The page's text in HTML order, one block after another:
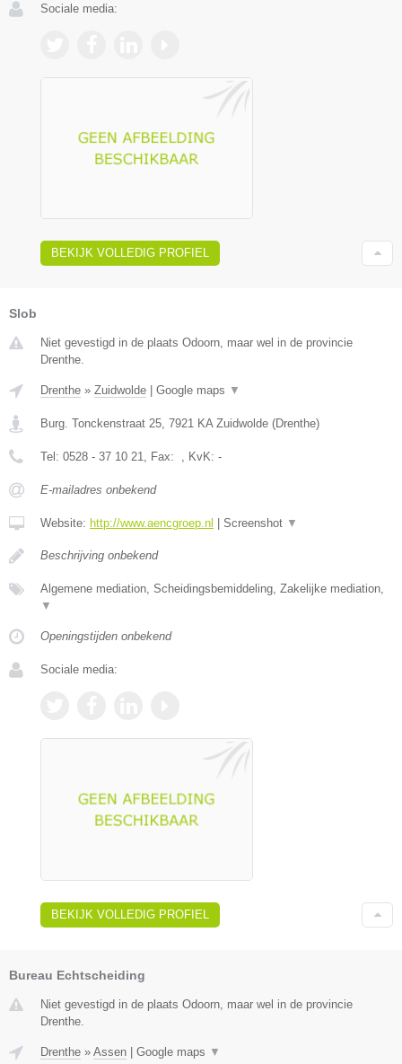
Sociale media:
BEKIJK VOLLEDIG PROFIEL
Slob
Niet gevestigd in de plaats Odoorn, maar wel in de provincie
Drenthe.
Drenthe » Zuidwolde Google maps ▼
Burg. Tonckenstraat 25, 7921 KA Zuidwolde (Drenthe)
Tel: 0528 - 37 10 21, Fax: , KvK: -
E-mailadres onbekend
Website: http://www.aencgroep.nl Screenshot ▼
Beschrijving onbekend
Algemene mediation, Scheidingsbemiddeling, Zakelijke mediation,
▼
Openingstijden onbekend
Sociale media:
BEKIJK VOLLEDIG PROFIEL
Bureau Echtscheiding
Niet gevestigd in de plaats Odoorn, maar wel in de provincie
Drenthe.
Drenthe » Assen Google maps ▼